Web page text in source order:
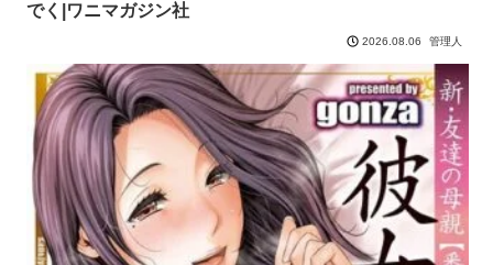
でく|ワニマガジン社
2026.08.06 管理人